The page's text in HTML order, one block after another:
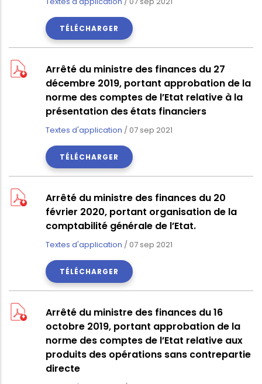
TÉLÉCHARGER
Arrêté du ministre des finances du 27
décembre 2019, portant approbation de la
norme des comptes de l’Etat relative à la
présentation des états financiers
Textes d'application / 07 sep 2021
TÉLÉCHARGER
Arrêté du ministre des finances du 20
février 2020, portant organisation de la
comptabilité générale de l’Etat.
Textes d'application / 07 sep 2021
TÉLÉCHARGER
Arrêté du ministre des finances du 16
octobre 2019, portant approbation de la
norme des comptes de l’Etat relative aux
produits des opérations sans contrepartie
directe